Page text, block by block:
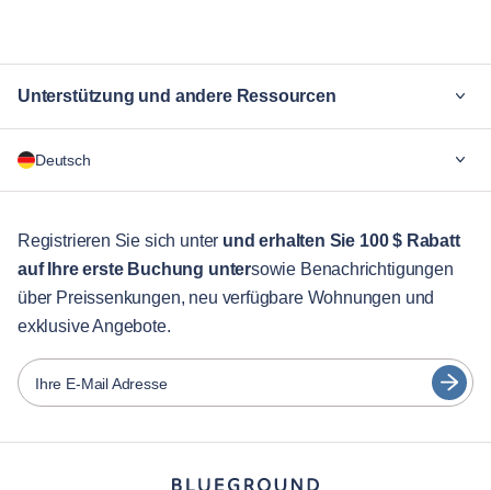
Unterstützung und andere Ressourcen
Für Unternehmen
Gästebetreuung
Stadt-Guide
Partner
Vermieter von Möbeln
Vermieter
Franchise-Partner
Deutsch
English
Português
Español
Français
Türkçe
Registrieren Sie sich unter und erhalten Sie 100 $ Rabatt
auf Ihre erste Buchung untersowie Benachrichtigungen
über Preissenkungen, neu verfügbare Wohnungen und
exklusive Angebote.
Ihre E-Mail Adresse